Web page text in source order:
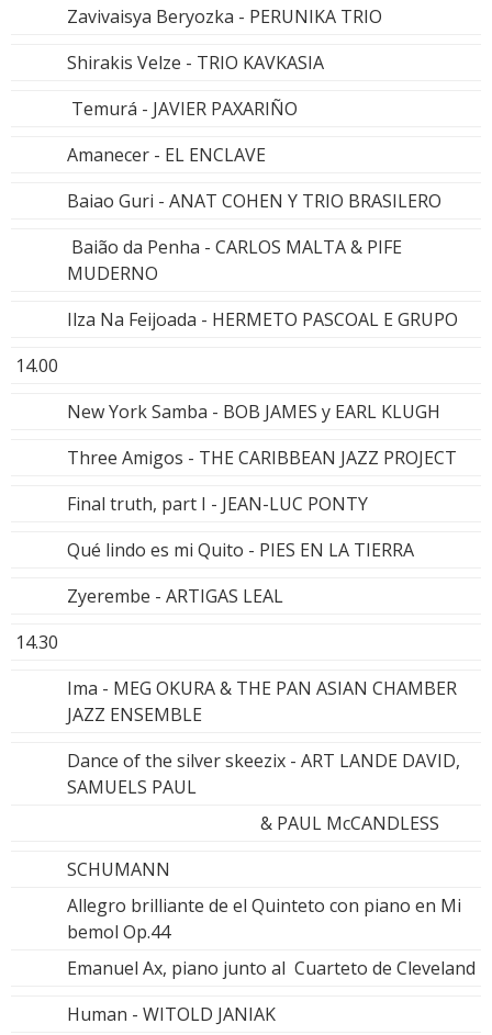
Zavivaisya Beryozka - PERUNIKA TRIO
Shirakis Velze - TRIO KAVKASIA
Temurá - JAVIER PAXARIÑO
Amanecer - EL ENCLAVE
Baiao Guri - ANAT COHEN Y TRIO BRASILERO
Baião da Penha - CARLOS MALTA & PIFE
MUDERNO
Ilza Na Feijoada - HERMETO PASCOAL E GRUPO
14.00
New York Samba - BOB JAMES y EARL KLUGH
Three Amigos - THE CARIBBEAN JAZZ PROJECT
Final truth, part I - JEAN-LUC PONTY
Qué lindo es mi Quito - PIES EN LA TIERRA
Zyerembe - ARTIGAS LEAL
14.30
Ima - MEG OKURA & THE PAN ASIAN CHAMBER
JAZZ ENSEMBLE
Dance of the silver skeezix - ART LANDE DAVID,
SAMUELS PAUL
& PAUL McCANDLESS
SCHUMANN
Allegro brilliante de el Quinteto con piano en Mi
bemol Op.44
Emanuel Ax, piano junto al Cuarteto de Cleveland
Human - WITOLD JANIAK